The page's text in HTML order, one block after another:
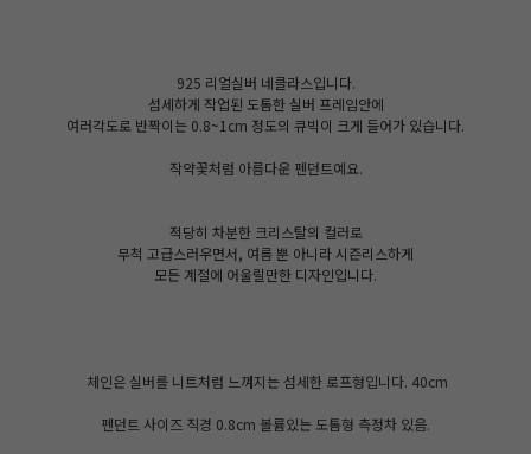
925 리얼실버 네클라스입니다.
섬세하게 작업된 도톰한 실버 프레임안에
여러각도로 반짝이는 0.8~1cm 정도의 큐빅이 크게 들어가 있습니다.
작약꽃처럼 아름다운 펜던트예요.
적당히 차분한 크리스탈의 컬러로
무척 고급스러우면서, 여름 뿐 아니라 시즌리스하게
모든 계절에 어울릴만한 디자인입니다.
체인은 실버를 니트처럼 느껴지는 섬세한 로프형입니다. 40cm
펜던트 사이즈 직경 0.8cm 볼륨있는 도톰형 측정차 있음.